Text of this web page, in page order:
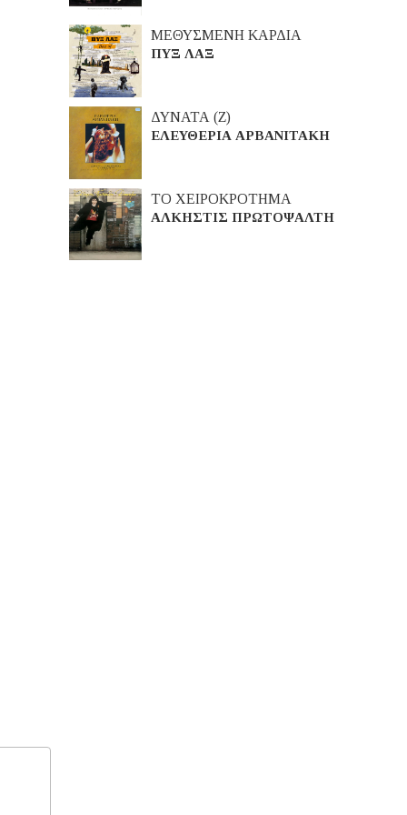
ΜΕΘΥΣΜΕΝΗ ΚΑΡΔΙΑ
ΠΥΞ ΛΑΞ
ΔΥΝΑΤΑ (Ζ)
ΕΛΕΥΘΕΡΙΑ ΑΡΒΑΝΙΤΑΚΗ
ΤΟ ΧΕΙΡΟΚΡΟΤΗΜΑ
ΑΛΚΗΣΤΙΣ ΠΡΩΤΟΨΑΛΤΗ